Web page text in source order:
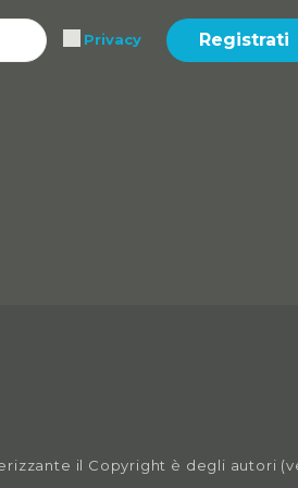
Privacy Registrati
il Copyright è degli autori